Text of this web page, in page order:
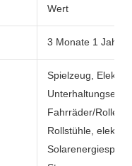
Wert
3 Monate 1 Jahr
Spielzeug,
Fahrräder/Roller,
Rollstühle,